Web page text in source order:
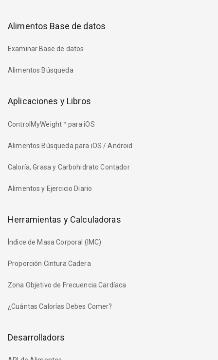
Alimentos Base de datos
Examinar Base de datos
Alimentos Búsqueda
Aplicaciones y Libros
ControlMyWeight™ para iOS
Alimentos Búsqueda para iOS / Android
Caloría, Grasa y Carbohidrato Contador
Alimentos y Ejercicio Diario
Herramientas y Calculadoras
Índice de Masa Corporal (IMC)
Proporción Cintura Cadera
Zona Objetivo de Frecuencia Cardíaca
¿Cuántas Calorías Debes Comer?
Desarrolladors